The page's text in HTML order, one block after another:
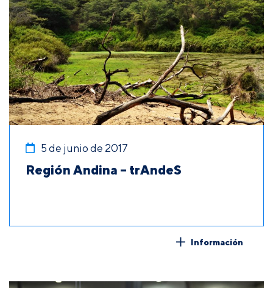
5 de junio de 2017
Región Andina – trAndeS
Información